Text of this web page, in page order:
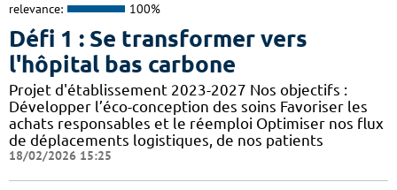
relevance: 100%
Défi 1 : Se transformer vers
l'hôpital bas carbone
Projet d'établissement 2023-2027 Nos objectifs :
Développer l’éco-conception des soins Favoriser les
achats responsables et le réemploi Optimiser nos flux
de déplacements logistiques, de nos patients
18/02/2026 15:25